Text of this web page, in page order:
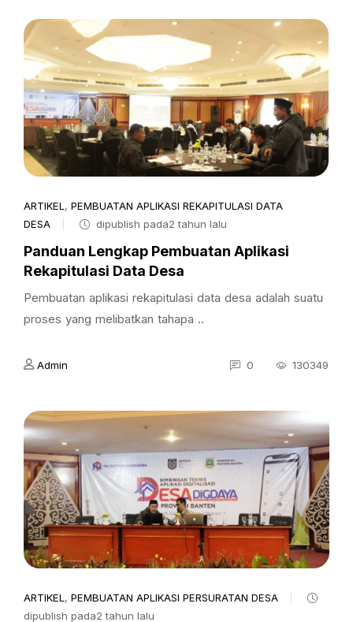
ARTIKEL , PEMBUATAN APLIKASI REKAPITULASI DATA
DESA
dipublish pada2 tahun lalu
Panduan Lengkap Pembuatan Aplikasi
Rekapitulasi Data Desa
Pembuatan aplikasi rekapitulasi data desa adalah suatu
proses yang melibatkan tahapa ..
Admin 0 130349
ARTIKEL , PEMBUATAN APLIKASI PERSURATAN DESA
dipublish pada2 tahun lalu